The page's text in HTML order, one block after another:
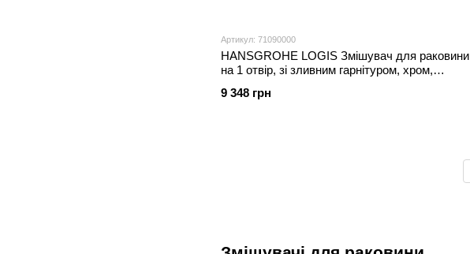
Артикул: 71090000
HANSGROHE LOGIS Змiшувач для раковини
на 1 отвiр, зi зливним гарнітуром, хром,
9 348 грн